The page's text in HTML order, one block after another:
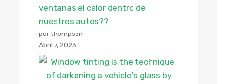
ventanas el calor dentro de
nuestros autos??
por thompson
Abril 7, 2023